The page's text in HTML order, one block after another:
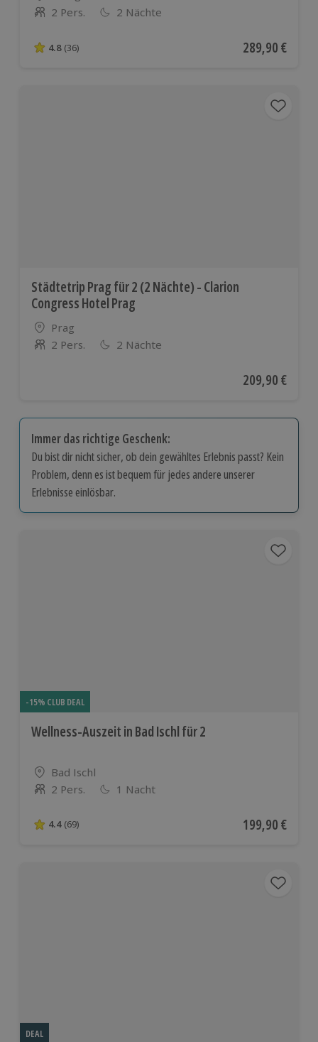
Anzahl der Teilnehmer
2 Pers. 2 Nächte
4.8 von 5 Sternen basierend auf 36 Bewertungen
4.8 (36) Aktueller Preis
289,90 €
Städtetrip Prag für 2 (2 Nächte) - Clarion
Congress Hotel Prag
Standort
Prag
Anzahl der Teilnehmer
2 Pers. 2 Nächte
Aktueller Preis
209,90 €
Immer das richtige Geschenk:
Du bist dir nicht sicher, ob dein gewähltes Erlebnis passt? Kein
Problem, denn es ist bequem für jedes andere unserer
Erlebnisse einlösbar.
-15% CLUB DEAL
Wellness-Auszeit in Bad Ischl für 2
Standort
Bad Ischl
Anzahl der Teilnehmer
2 Pers. 1 Nacht
4.4 von 5 Sternen basierend auf 69 Bewertungen
4.4 (69) Aktueller Preis
199,90 €
DEAL